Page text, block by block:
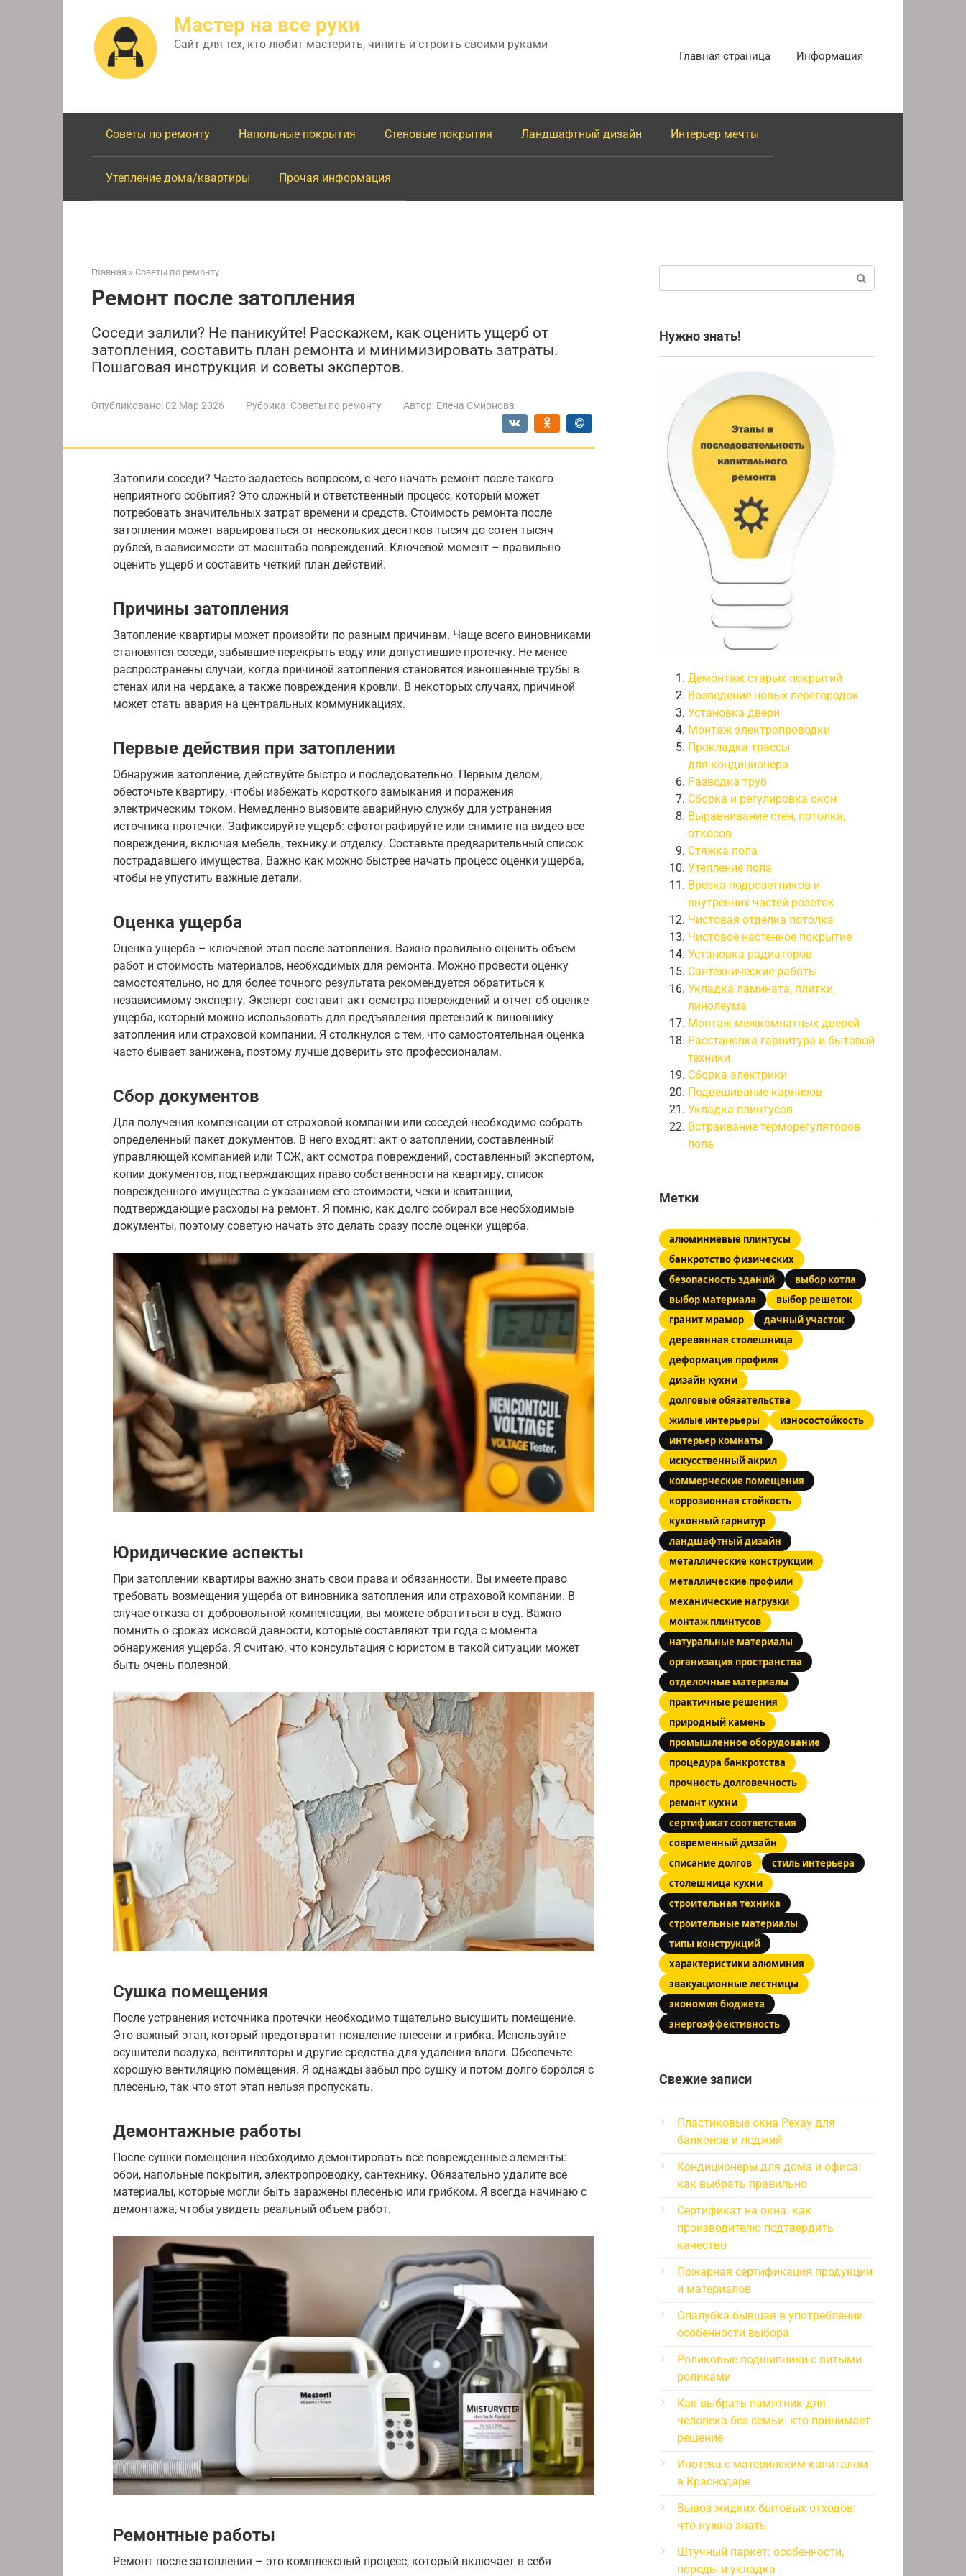
Мастер на все руки
Сайт для тех, кто любит мастерить, чинить и строить своими руками
Главная страница Информация
Советы по ремонту Напольные покрытия Стеновые покрытия Ландшафтный дизайн Интерьер мечты
Утепление дома/квартиры Прочая информация
Главная » Советы по ремонту
Ремонт после затопления
Соседи залили? Не паникуйте! Расскажем, как оценить ущерб от
затопления, составить план ремонта и минимизировать затраты.
Пошаговая инструкция и советы экспертов.
Опубликовано: 02 Мар 2026 Рубрика: Советы по ремонту Автор: Елена Смирнова
Затопили соседи? Часто задаетесь вопросом, с чего начать ремонт после такого
неприятного события? Это сложный и ответственный процесс, который может
потребовать значительных затрат времени и средств. Стоимость ремонта после
затопления может варьироваться от нескольких десятков тысяч до сотен тысяч
рублей, в зависимости от масштаба повреждений. Ключевой момент – правильно
оценить ущерб и составить четкий план действий.
Причины затопления
Затопление квартиры может произойти по разным причинам. Чаще всего виновниками
становятся соседи, забывшие перекрыть воду или допустившие протечку. Не менее
распространены случаи, когда причиной затопления становятся изношенные трубы в
стенах или на чердаке, а также повреждения кровли. В некоторых случаях, причиной
может стать авария на центральных коммуникациях.
Первые действия при затоплении
Обнаружив затопление, действуйте быстро и последовательно. Первым делом,
обесточьте квартиру, чтобы избежать короткого замыкания и поражения
электрическим током. Немедленно вызовите аварийную службу для устранения
источника протечки. Зафиксируйте ущерб: сфотографируйте или снимите на видео все
повреждения, включая мебель, технику и отделку. Составьте предварительный список
пострадавшего имущества. Важно как можно быстрее начать процесс оценки ущерба,
чтобы не упустить важные детали.
Оценка ущерба
Оценка ущерба – ключевой этап после затопления. Важно правильно оценить объем
работ и стоимость материалов, необходимых для ремонта. Можно провести оценку
самостоятельно, но для более точного результата рекомендуется обратиться к
независимому эксперту. Эксперт составит акт осмотра повреждений и отчет об оценке
ущерба, который можно использовать для предъявления претензий к виновнику
затопления или страховой компании. Я столкнулся с тем, что самостоятельная оценка
часто бывает занижена, поэтому лучше доверить это профессионалам.
Сбор документов
Для получения компенсации от страховой компании или соседей необходимо собрать
определенный пакет документов. В него входят: акт о затоплении, составленный
управляющей компанией или ТСЖ, акт осмотра повреждений, составленный экспертом,
копии документов, подтверждающих право собственности на квартиру, список
поврежденного имущества с указанием его стоимости, чеки и квитанции,
подтверждающие расходы на ремонт. Я помню, как долго собирал все необходимые
документы, поэтому советую начать это делать сразу после оценки ущерба.
Юридические аспекты
При затоплении квартиры важно знать свои права и обязанности. Вы имеете право
требовать возмещения ущерба от виновника затопления или страховой компании. В
случае отказа от добровольной компенсации, вы можете обратиться в суд. Важно
помнить о сроках исковой давности, которые составляют три года с момента
обнаружения ущерба. Я считаю, что консультация с юристом в такой ситуации может
быть очень полезной.
Сушка помещения
После устранения источника протечки необходимо тщательно высушить помещение.
Это важный этап, который предотвратит появление плесени и грибка. Используйте
осушители воздуха, вентиляторы и другие средства для удаления влаги. Обеспечьте
хорошую вентиляцию помещения. Я однажды забыл про сушку и потом долго боролся с
плесенью, так что этот этап нельзя пропускать.
Демонтажные работы
После сушки помещения необходимо демонтировать все поврежденные элементы:
обои, напольные покрытия, электропроводку, сантехнику. Обязательно удалите все
материалы, которые могли быть заражены плесенью или грибком. Я всегда начинаю с
демонтажа, чтобы увидеть реальный объем работ.
Ремонтные работы
Ремонт после затопления – это комплексный процесс, который включает в себя
Нужно знать!
Демонтаж старых покрытий
Возведение новых перегородок
Установка двери
Монтаж электропроводки
Прокладка трассы
для кондиционера
Разводка труб
Сборка и регулировка окон
Выравнивание стен, потолка,
откосов
Стяжка пола
Утепление пола
Врезка подрозетников и
внутренних частей розеток
Чистовая отделка потолка
Чистовое настенное покрытие
Установка радиаторов
Сантехнические работы
Укладка ламината, плитки,
линолеума
Монтаж межкомнатных дверей
Расстановка гарнитура и бытовой
техники
Сборка электрики
Подвешивание карнизов
Укладка плинтусов
Встраивание терморегуляторов
пола
Метки
алюминиевые плинтусы
банкротство физических
безопасность зданий
выбор котла
выбор материала
выбор решеток
гранит мрамор
дачный участок
деревянная столешница
деформация профиля
дизайн кухни
долговые обязательства
жилые интерьеры
износостойкость
интерьер комнаты
искусственный акрил
коммерческие помещения
коррозионная стойкость
кухонный гарнитур
ландшафтный дизайн
металлические конструкции
металлические профили
механические нагрузки
монтаж плинтусов
натуральные материалы
организация пространства
отделочные материалы
практичные решения
природный камень
промышленное оборудование
процедура банкротства
прочность долговечность
ремонт кухни
сертификат соответствия
современный дизайн
списание долгов
стиль интерьера
столешница кухни
строительная техника
строительные материалы
типы конструкций
характеристики алюминия
эвакуационные лестницы
экономия бюджета
энергоэффективность
Свежие записи
Пластиковые окна Рехау для
балконов и лоджий
Кондиционеры для дома и офиса:
как выбрать правильно
Сертификат на окна: как
производителю подтвердить
качество
Пожарная сертификация продукции
и материалов
Опалубка бывшая в употреблении:
особенности выбора
Роликовые подшипники с витыми
роликами
Как выбрать памятник для
человека без семьи: кто принимает
решение
Ипотека с материнским капиталом
в Краснодаре
Вывоз жидких бытовых отходов:
что нужно знать
Штучный паркет: особенности,
породы и укладка